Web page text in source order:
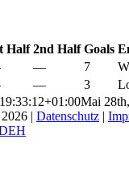
Half 2nd Half Goals
— 7
— 3
Mai
2026 | Datenschutz |